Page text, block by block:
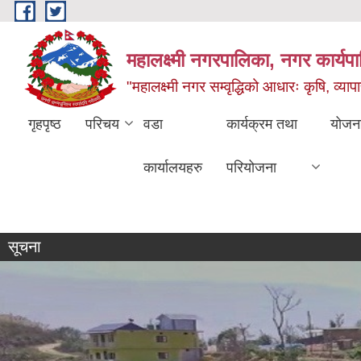
Skip to main content
महालक्ष्मी नगरपालिका, नगर
"महालक्ष्मी नगर सम्वृद्धिको आधारः कृषि,
गृहपृष्ठ परिचय वडा
कार्यालयहरु
कार्यक्रम तथा
परियोजना
सूचना